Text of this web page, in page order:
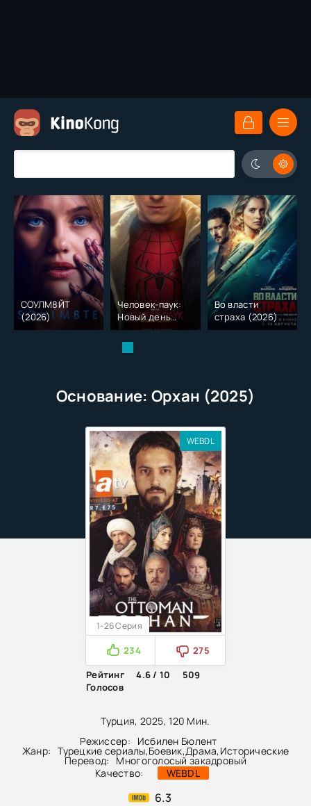
СОУЛМ8ЙТ
(2026)
Человек-паук:
Новый день
(2026)
Во власти
страха (2026)
Основание: Орхан (2025)
Турция, 2025, 120 Мин.
Режиссер:
Исбилен Бюлент
Жанр: Турецкие сериалы,Боевик,Драма, Исторические
Перевод:
Многоголосый закадровый
Качество:
WEBDL
6.3
WEBDL
1-26 Серия
234
275
Рейтинг
4.6 / 10
509
Голосов